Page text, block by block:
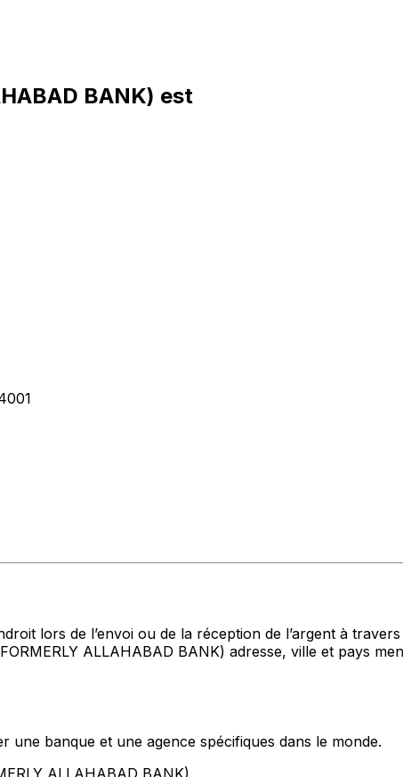
BANK) est
lors de l’envoi ou de la réception de l’argent à
ALLAHABAD BANK) adresse, ville et pays
une banque et une agence spécifiques dans le monde.
ALLAHABAD BANK)